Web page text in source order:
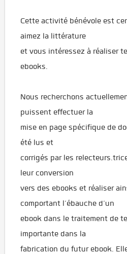
Cette activité bénévole est
aimez la littérature
et vous intéressez à réaliser
ebooks.
Nous recherchons
puissent effectuer la
mise en page spécifique de
été lus et
corrigés par les
leur conversion
vers des ebooks et réaliser
comportant l’ébauche d’un
ebook dans le traitement de
importante dans la
fabrication du futur ebook.